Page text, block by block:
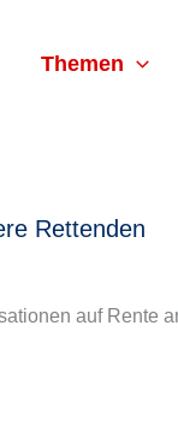
Themen
Rettenden
auf Rente